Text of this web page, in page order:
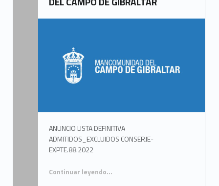
ANUNCIO LISTA DEFINITIVA
ADMITIDOS_EXCLUIDOS CONSERJE-
EXPTE.88.2022
Continuar leyendo…